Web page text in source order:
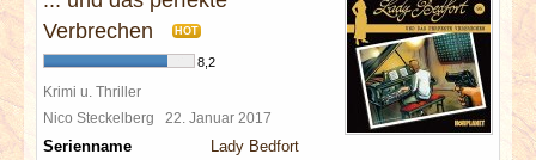
Verbrechen
HOT
8,2
Krimi u. Thriller
Nico Steckelberg 22. Januar 2017
Serienname
Lady Bedfort